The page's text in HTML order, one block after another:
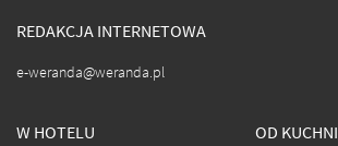
REDAKCJA INTERNETOWA
e-weranda@weranda.pl
W HOTELU OD KUCHNI